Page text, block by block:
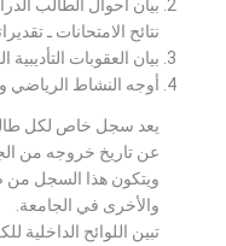
بيان أحوال الطالب
نتائح الامتحانات ـ
بيان العقوبات التأديبية
أوجه النشاط الرياضي
يعد سجل خاص لكل
عن تاريخ خروجه من
ويتكون هذا السجل من
والأخرى في الجامعة.
تبين اللوائح الداخلية